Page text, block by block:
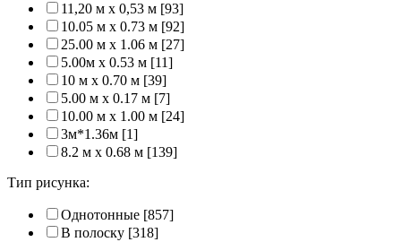
11,20 м х 0,53 м [93]
10.05 м x 0.73 м [92]
25.00 м x 1.06 м [27]
5.00м x 0.53 м [11]
10 м x 0.70 м [39]
5.00 м x 0.17 м [7]
10.00 м x 1.00 м [24]
3м*1.36м [1]
8.2 м x 0.68 м [139]
Тип рисунка:
Однотонные [857]
В полоску [318]